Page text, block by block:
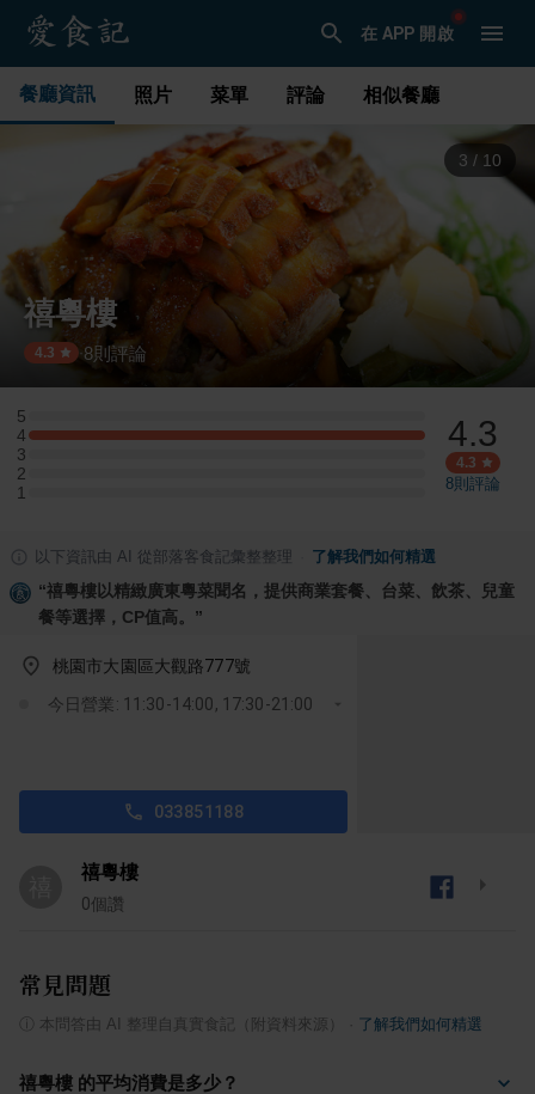
在 APP 開啟
餐廳資訊 照片 菜單 評論 相似餐廳
3 / 10
禧粵樓
4.3 ·8則評論
5
5 星：0 則評論
4
4 星：3 則評論
3
3 星：0 則評論
2
2 星：0 則評論
1
1 星：0 則評論
4.3
4.3
8則評論
以下資訊由 AI 從部落客食記彙整整理 了解我們如何精選
“禧粵樓以精緻廣東粵菜聞名，提供商業套餐、台菜、飲茶、兒童
餐等選擇，CP值高。 ”
桃園市大園區大觀路777號
今日營業: 11:30-14:00, 17:30-21:00
033851188
禧粵樓
0個讚
常見問題
本問答由 AI 整理自真實食記（附資料來源） 了解我們如何精選
禧粵樓 的平均消費是多少？